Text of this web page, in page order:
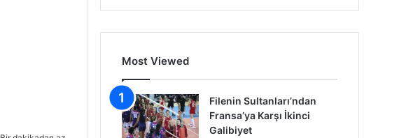
Most Viewed
Filenin Sultanları’ndan
Fransa’ya Karşı İkinci
Galibiyet